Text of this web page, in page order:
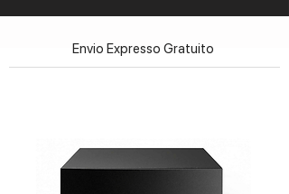
Envio Expresso Gratuito